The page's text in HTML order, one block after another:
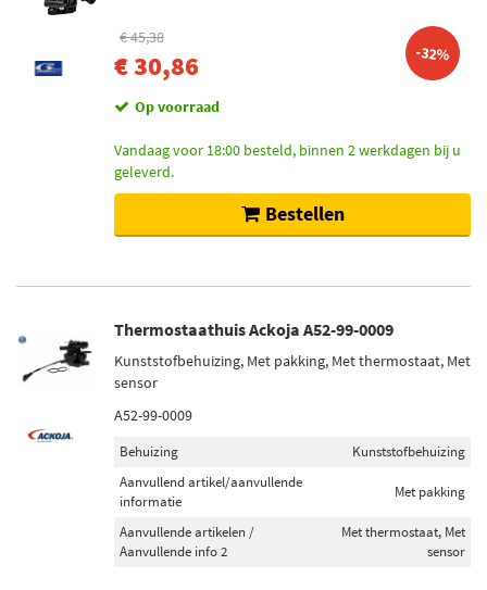
€ 45,38
€ 30,86 -32%
Op voorraad
Vandaag voor 18:00 besteld, binnen 2 werkdagen bij u
geleverd.
Bestellen
Thermostaathuis Ackoja A52-99-0009
Kunststofbehuizing, Met pakking, Met thermostaat, Met
sensor
A52-99-0009
Behuizing
Kunststofbehuizing
Aanvullend artikel/aanvullende
informatie
Met pakking
Aanvullende artikelen /
Aanvullende info 2
Met thermostaat, Met
sensor